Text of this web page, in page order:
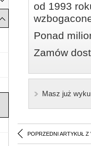
od 1993
Ponad
Zamów
Masz już
POPRZEDNI ARTYKUŁ Z